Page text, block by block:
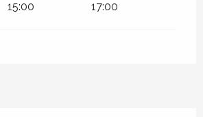
15:00 17:00